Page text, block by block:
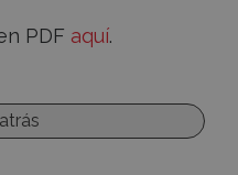
PDF aquí.